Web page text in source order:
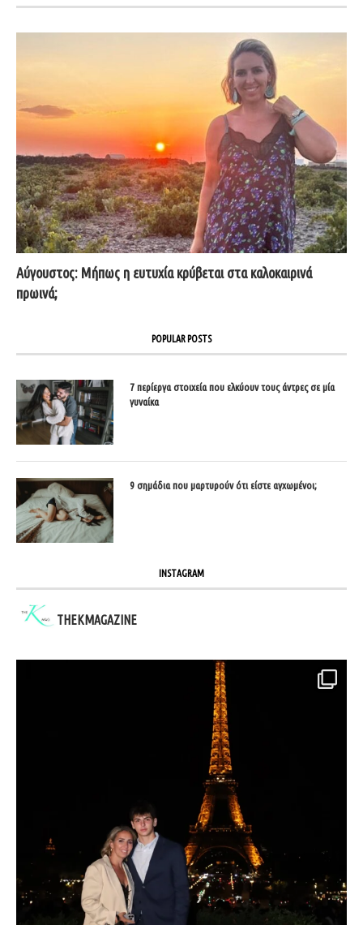
Αύγουστος: Μήπως η ευτυχία κρύβεται στα καλοκαιρινά
πρωινά;
POPULAR POSTS
7 περίεργα στοιχεία που ελκύουν τους άντρες σε μία
γυναίκα
9 σημάδια που μαρτυρούν ότι είστε αγχωμένοι;
INSTAGRAM
THEKMAGAZINE